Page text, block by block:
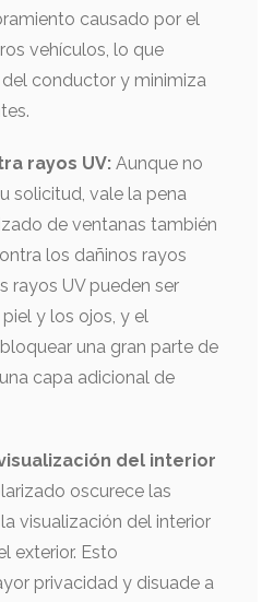
causado por el
vehículos, lo que
conductor y minimiza
rayos UV: Aunque no
solicitud, vale la pena
de ventanas también
los dañinos rayos
rayos UV pueden ser
y los ojos, y el
una gran parte de
capa adicional de
del interior
oscurece las
visualización del interior
exterior. Esto
privacidad y disuade a